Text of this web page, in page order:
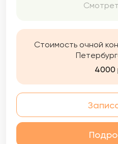
выбран вами не
Стоимость очной
4000